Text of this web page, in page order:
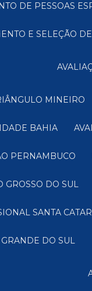
DE PESSOAS
E SELEÇÃO
MINEIRO
BAHIA
PERNAMBUCO
GROSSO DO SUL
SANTA
DO SUL